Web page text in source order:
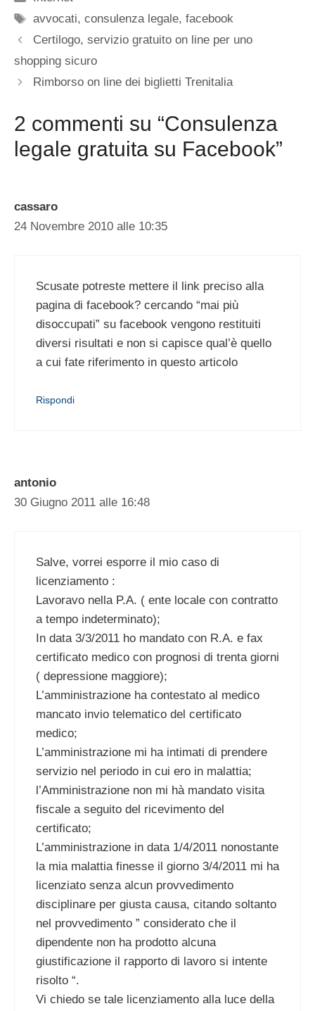
Tag
avvocati,consulenza legale,facebook
Certilogo, servizio gratuito on line per uno
shopping sicuro
Rimborso on line dei biglietti Trenitalia
2 commenti su “Consulenza
legale gratuita su Facebook”
cassaro
24 Novembre 2010 alle 10:35
Scusate potreste mettere il link preciso alla
pagina di facebook? cercando “mai più
disoccupati” su facebook vengono restituiti
diversi risultati e non si capisce qual’è quello
a cui fate riferimento in questo articolo
Rispondi
antonio
30 Giugno 2011 alle 16:48
Salve, vorrei esporre il mio caso di
licenziamento :
Lavoravo nella P.A. ( ente locale con contratto
a tempo indeterminato);
In data 3/3/2011 ho mandato con R.A. e fax
certificato medico con prognosi di trenta giorni
( depressione maggiore);
L’amministrazione ha contestato al medico
mancato invio telematico del certificato
medico;
L’amministrazione mi ha intimati di prendere
servizio nel periodo in cui ero in malattia;
l’Amministrazione non mi hà mandato visita
fiscale a seguito del ricevimento del
certificato;
L’amministrazione in data 1/4/2011 nonostante
la mia malattia finesse il giorno 3/4/2011 mi ha
licenziato senza alcun provvedimento
disciplinare per giusta causa, citando soltanto
nel provvedimento ” considerato che il
dipendente non ha prodotto alcuna
giustificazione il rapporto di lavoro si intente
risolto “.
Vi chiedo se tale licenziamento alla luce della